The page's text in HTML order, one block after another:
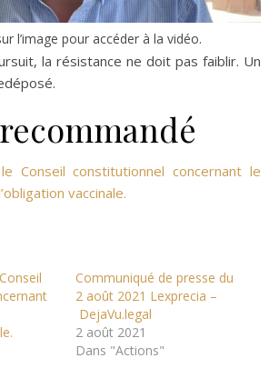
l’image pour accéder à la vidéo.
la résistance ne doit pas faiblir. Un
Conseil constitutionnel concernant le
vaccinale.
Communiqué de presse du
2 août 2021 Lexprecia –
DejaVu.legal
2 août 2021
Dans "Actions"